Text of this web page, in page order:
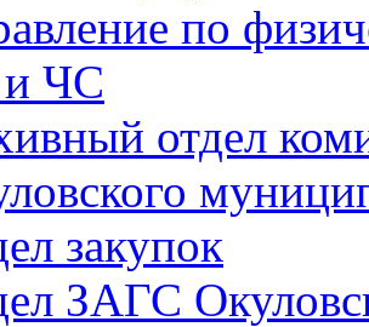
по
ЧС
отдел
закупок
ЗАГС